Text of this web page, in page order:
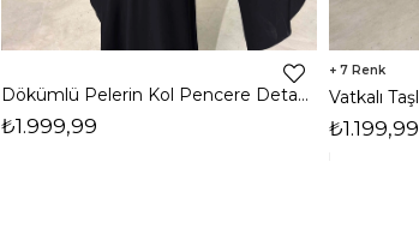
Dökümlü Pelerin Kol Pencere Detaylı Maxi Siyah Arlev Kadın Elbise 26Y511
₺1.999,99
7
₺1.199,99